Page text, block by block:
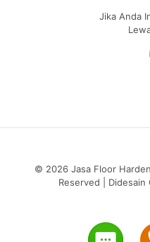
Jika Anda
© 2026 Jasa Floor
Reserved | Didesain